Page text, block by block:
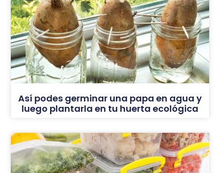
Así podes germinar una papa en agua y
luego plantarla en tu huerta ecológica